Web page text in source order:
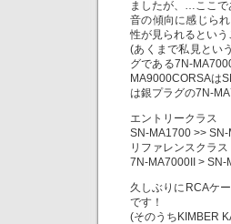
ましたが、…ここで
音の傾向に感じら
性が見られるとい
(あくまで私見とい
グである7N-
MA9000CORSAは
は銀プラグの7N-
エントリークラス
SN-MA1700 >>
リファレンスクラス
7N-MA7000II > SN-
久しぶりにRCAケ
です！
(そのうちKIMBER